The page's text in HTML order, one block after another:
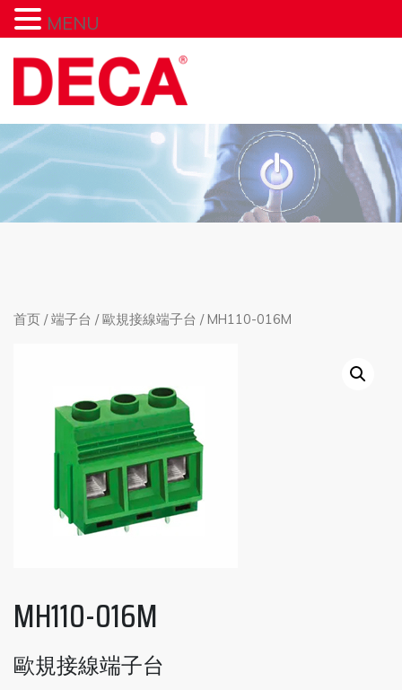
首页 /端子台 /歐規接線端子台 / MH110-016M
MH110-016M
歐規接線端子台
MENU